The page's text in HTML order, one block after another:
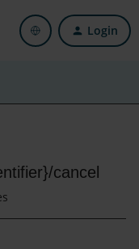
Login
cancel